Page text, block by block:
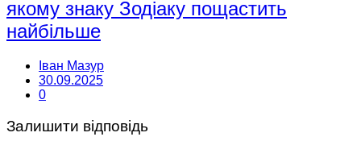
якому знаку Зодіаку пощастить
найбільше
Іван Мазур
30.09.2025
0
Залишити відповідь